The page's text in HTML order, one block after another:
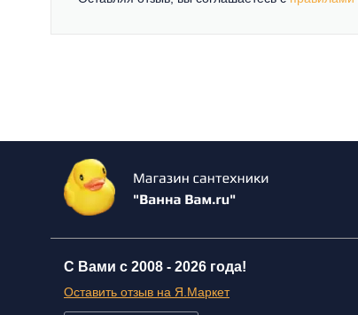
С Вами с 2008 - 2026 года!
Оставить отзыв на Я.Маркет